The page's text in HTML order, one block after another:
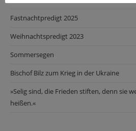
Fastnachtpredigt 2025
Weihnachtspredigt 2023
Sommersegen
Bischof Bilz zum Krieg in der Ukraine
»Selig sind, die Frieden stiften, denn sie
heißen.«